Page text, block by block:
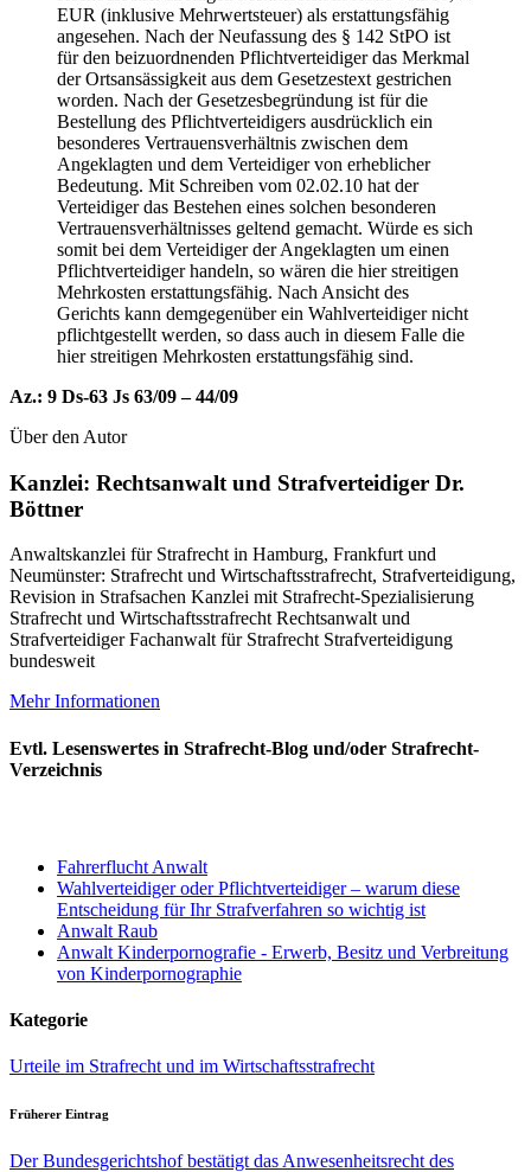
EUR (inklusive Mehrwertsteuer) als erstattungsfähig
angesehen. Nach der Neufassung des § 142 StPO ist
für den beizuordnenden Pflichtverteidiger das Merkmal
der Ortsansässigkeit aus dem Gesetzestext gestrichen
worden. Nach der Gesetzesbegründung ist für die
Bestellung des Pflichtverteidigers ausdrücklich ein
besonderes Vertrauensverhältnis zwischen dem
Angeklagten und dem Verteidiger von erheblicher
Bedeutung. Mit Schreiben vom 02.02.10 hat der
Verteidiger das Bestehen eines solchen besonderen
Vertrauensverhältnisses geltend gemacht. Würde es sich
somit bei dem Verteidiger der Angeklagten um einen
Pflichtverteidiger handeln, so wären die hier streitigen
Mehrkosten erstattungsfähig. Nach Ansicht des
Gerichts kann demgegenüber ein Wahlverteidiger nicht
pflichtgestellt werden, so dass auch in diesem Falle die
hier streitigen Mehrkosten erstattungsfähig sind.
Az.: 9 Ds-63 Js 63/09 – 44/09
Über den Autor
Kanzlei: Rechtsanwalt und Strafverteidiger Dr.
Böttner
Anwaltskanzlei für Strafrecht in Hamburg, Frankfurt und
Neumünster: Strafrecht und Wirtschaftsstrafrecht, Strafverteidigung,
Revision in Strafsachen Kanzlei mit Strafrecht-Spezialisierung
Strafrecht und Wirtschaftsstrafrecht Rechtsanwalt und
Strafverteidiger Fachanwalt für Strafrecht Strafverteidigung
bundesweit
Mehr Informationen
Evtl. Lesenswertes in Strafrecht-Blog und/oder Strafrecht-
Verzeichnis
Fahrerflucht Anwalt
Wahlverteidiger oder Pflichtverteidiger – warum diese
Entscheidung für Ihr Strafverfahren so wichtig ist
Anwalt Raub
Anwalt Kinderpornografie - Erwerb, Besitz und Verbreitung
von Kinderpornographie
Kategorie
Urteile im Strafrecht und im Wirtschaftsstrafrecht
Früherer Eintrag
Der Bundesgerichtshof bestätigt das Anwesenheitsrecht des